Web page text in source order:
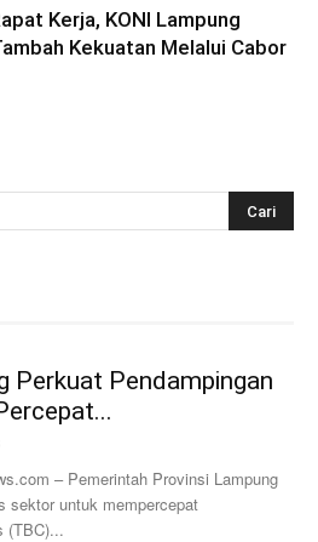
Kerja, KONI Lampung
Kekuatan Melalui Cabor
Perkuat Pendampingan
– Pemerintah Provinsi Lampung
sektor untuk mempercepat
(TBC)...